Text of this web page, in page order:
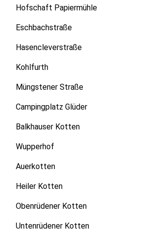
Hofschaft Papiermühle
Eschbachstraße
Hasencleverstraße
Kohlfurth
Müngstener Straße
Campingplatz Glüder
Balkhauser Kotten
Wupperhof
Auerkotten
Heiler Kotten
Obenrüdener Kotten
Untenrüdener Kotten